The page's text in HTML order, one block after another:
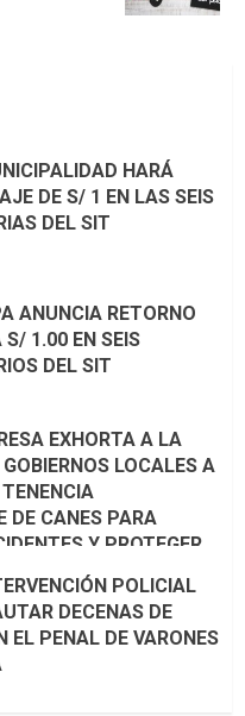
HARÁ
DE S/ 1 EN LAS SEIS
DEL SIT
ANUNCIA RETORNO
S/ 1.00 EN SEIS
DEL SIT
EXHORTA A LA
LOCALES A
DE CANES PARA
Y PROTEGER
POLICIAL
DECENAS DE
EL PENAL DE VARONES